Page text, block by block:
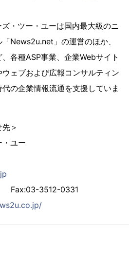
・ツー・ユーは国内最大級のニ
News2u.net」の運営のほか、
各種ASP事業、企業Webサイト
ェブおよび広報コンサルティン
の企業情報流通を支援していま
＞
・ユー
3512-0331